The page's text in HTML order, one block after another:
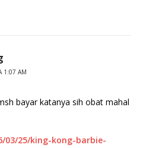
1:07 AM
bayar katanya sih obat mahal
03/25/king-kong-barbie-